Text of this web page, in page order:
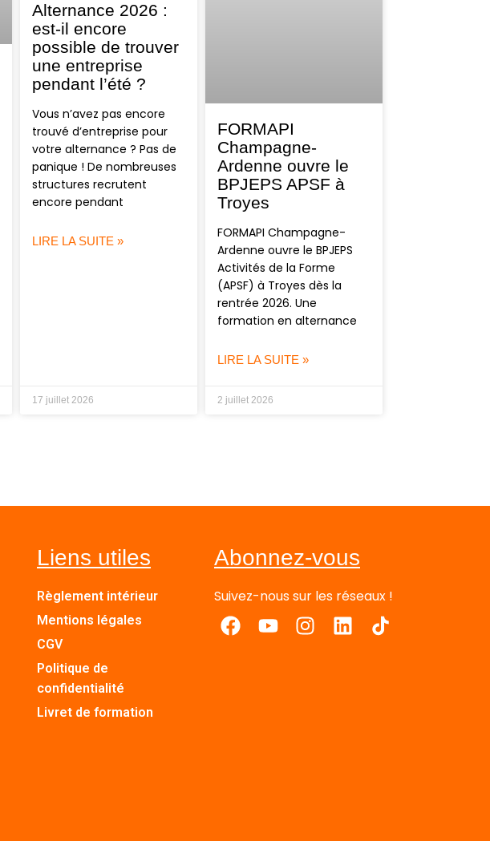
Alternance 2026 :
est-il encore
possible de trouver
une entreprise
pendant l’été ?
Vous n’avez pas encore
trouvé d’entreprise pour
votre alternance ? Pas de
panique ! De nombreuses
structures recrutent
encore pendant
LIRE LA SUITE »
17 juillet 2026
FORMAPI
Champagne-
Ardenne ouvre le
BPJEPS APSF à
Troyes
FORMAPI Champagne-
Ardenne ouvre le BPJEPS
Activités de la Forme
(APSF) à Troyes dès la
rentrée 2026. Une
formation en alternance
LIRE LA SUITE »
2 juillet 2026
Liens utiles
Règlement intérieur
Mentions légales
CGV
Politique de
confidentialité
Livret de formation
Abonnez-vous
Suivez-nous sur les réseaux !